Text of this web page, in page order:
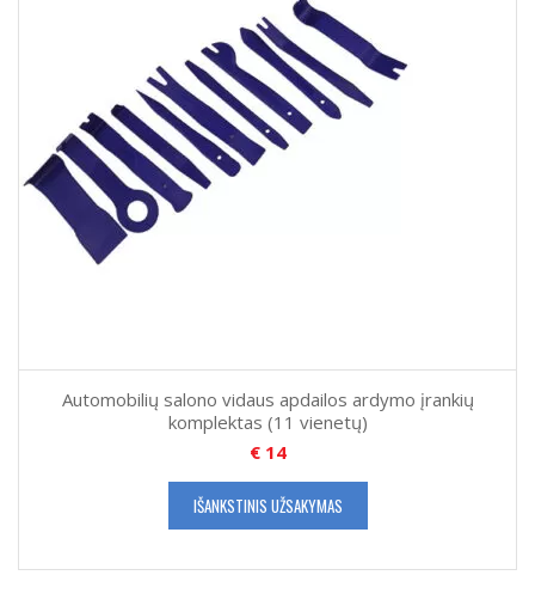
Automobilių salono vidaus apdailos ardymo įrankių
komplektas (11 vienetų)
€14
IŠANKSTINIS UŽSAKYMAS